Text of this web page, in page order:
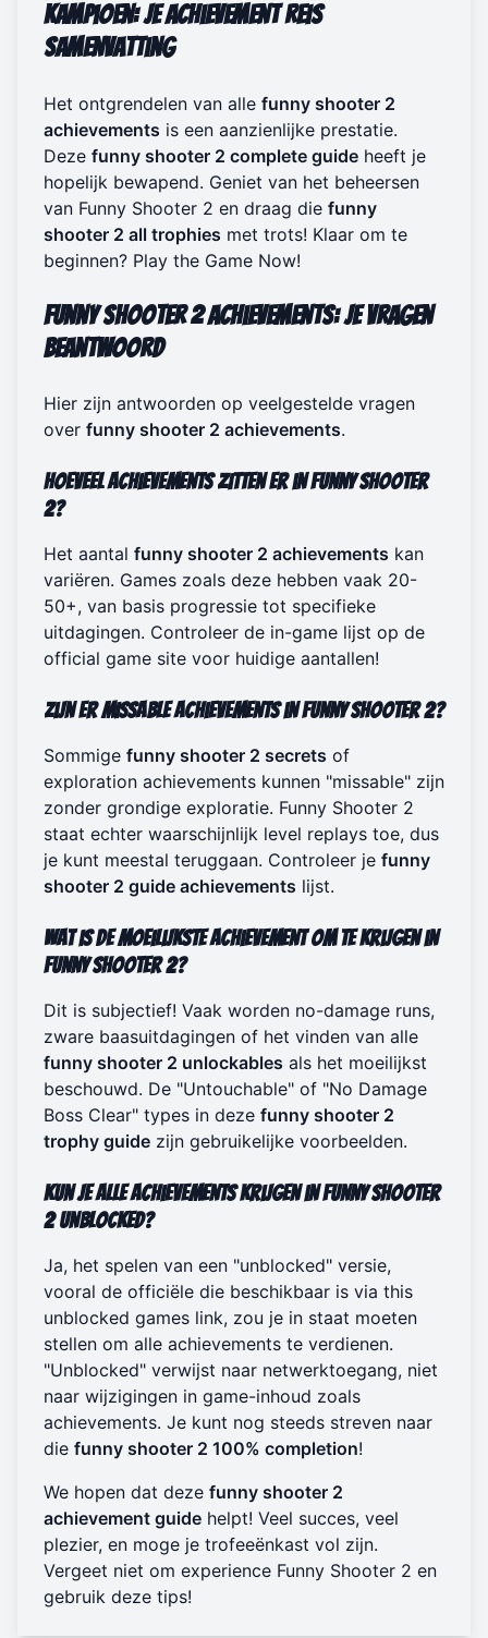
Kampioen: Je Achievement Reis
Samenvatting
Het ontgrendelen van alle funny shooter 2
achievements is een aanzienlijke prestatie.
Deze funny shooter 2 complete guide heeft je
hopelijk bewapend. Geniet van het beheersen
van Funny Shooter 2 en draag die funny
shooter 2 all trophies met trots! Klaar om te
beginnen? Play the Game Now!
Funny Shooter 2 Achievements: Je Vragen
Beantwoord
Hier zijn antwoorden op veelgestelde vragen
over funny shooter 2 achievements.
Hoeveel achievements zitten er in Funny Shooter
2?
Het aantal funny shooter 2 achievements kan
variëren. Games zoals deze hebben vaak 20-
50+, van basis progressie tot specifieke
uitdagingen. Controleer de in-game lijst op de
official game site voor huidige aantallen!
Zijn er missable achievements in Funny Shooter 2?
Sommige funny shooter 2 secrets of
exploration achievements kunnen "missable" zijn
zonder grondige exploratie. Funny Shooter 2
staat echter waarschijnlijk level replays toe, dus
je kunt meestal teruggaan. Controleer je funny
shooter 2 guide achievements lijst.
Wat is de moeilijkste achievement om te krijgen in
Funny Shooter 2?
Dit is subjectief! Vaak worden no-damage runs,
zware baasuitdagingen of het vinden van alle
funny shooter 2 unlockables als het moeilijkst
beschouwd. De "Untouchable" of "No Damage
Boss Clear" types in deze funny shooter 2
trophy guide zijn gebruikelijke voorbeelden.
Kun je alle achievements krijgen in Funny Shooter
2 Unblocked?
Ja, het spelen van een "unblocked" versie,
vooral de officiële die beschikbaar is via this
unblocked games link, zou je in staat moeten
stellen om alle achievements te verdienen.
"Unblocked" verwijst naar netwerktoegang, niet
naar wijzigingen in game-inhoud zoals
achievements. Je kunt nog steeds streven naar
die funny shooter 2 100% completion!
We hopen dat deze funny shooter 2
achievement guide helpt! Veel succes, veel
plezier, en moge je trofeeënkast vol zijn.
Vergeet niet om experience Funny Shooter 2 en
gebruik deze tips!